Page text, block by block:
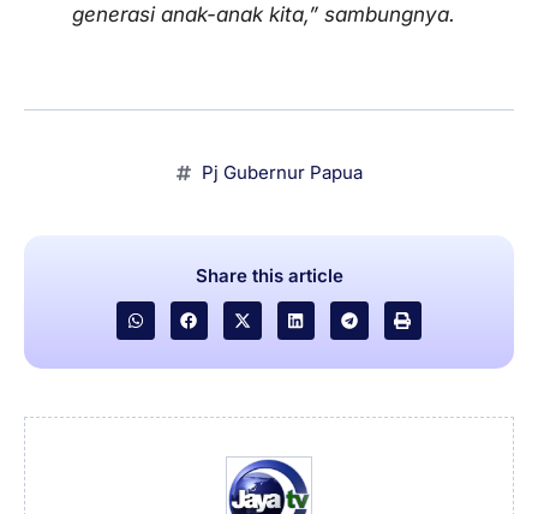
generasi anak-anak kita,” sambungnya.
Pj Gubernur Papua
Share this article